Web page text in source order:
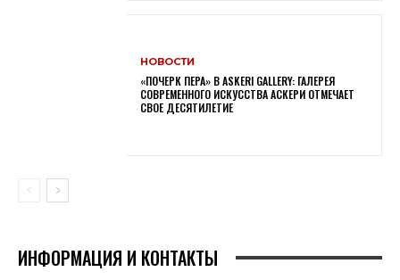
НОВОСТИ
«ПОЧЕРК ПЕРА» В ASKERI GALLERY: ГАЛЕРЕЯ
СОВРЕМЕННОГО ИСКУССТВА АСКЕРИ ОТМЕЧАЕТ
СВОЕ ДЕСЯТИЛЕТИЕ
ИНФОРМАЦИЯ И КОНТАКТЫ